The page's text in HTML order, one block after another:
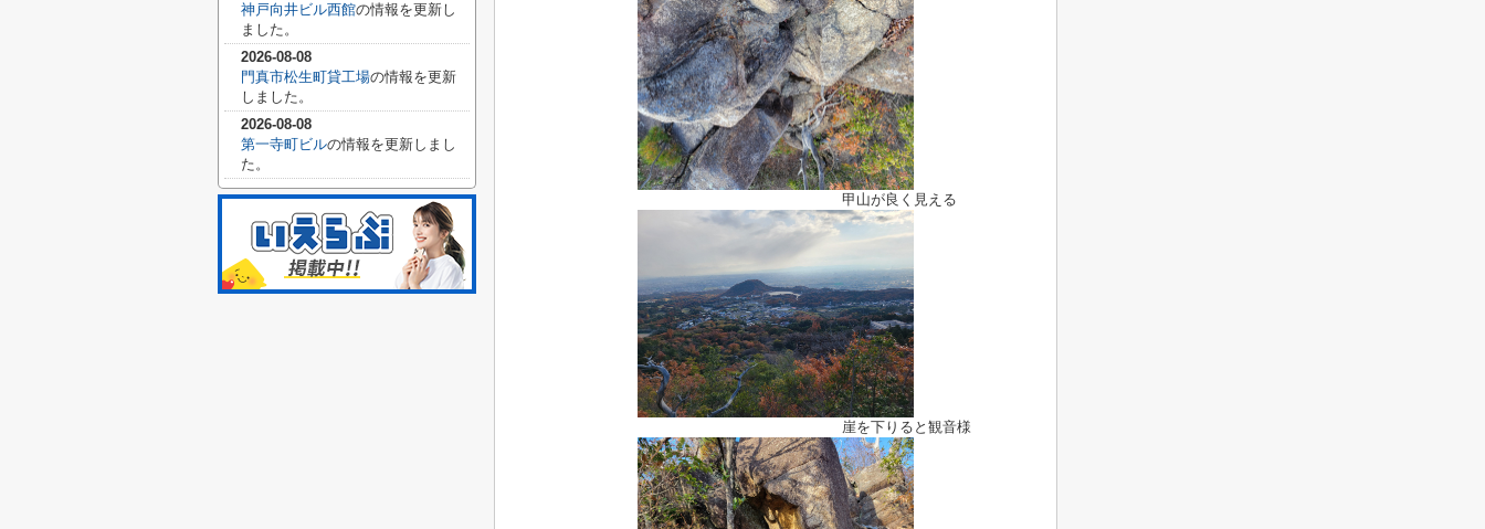
甲山が良く見える
崖を下りると観音様
神戸向井ビル西館の情報を更新し
ました。
2026-08-08
門真市松生町貸工場の情報を更新
しました。
2026-08-08
第一寺町ビルの情報を更新しまし
た。